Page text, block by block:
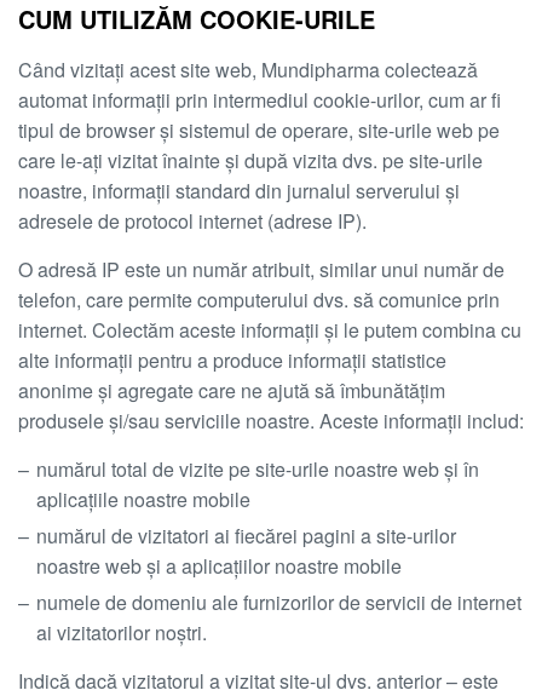
CUM UTILIZĂM COOKIE-URILE
Când vizitați acest site web, Mundipharma colectează
automat informații prin intermediul cookie-urilor, cum ar fi
tipul de browser și sistemul de operare, site-urile web pe
care le-ați vizitat înainte și după vizita dvs. pe site-urile
noastre, informații standard din jurnalul serverului și
adresele de protocol internet (adrese IP).
O adresă IP este un număr atribuit, similar unui număr de
telefon, care permite computerului dvs. să comunice prin
internet. Colectăm aceste informații și le putem combina cu
alte informații pentru a produce informații statistice
anonime și agregate care ne ajută să îmbunătățim
produsele și/sau serviciile noastre. Aceste informații includ:
numărul total de vizite pe site-urile noastre web și în
aplicațiile noastre mobile
numărul de vizitatori ai fiecărei pagini a site-urilor
noastre web și a aplicațiilor noastre mobile
numele de domeniu ale furnizorilor de servicii de internet
ai vizitatorilor noștri.
Indică dacă vizitatorul a vizitat site-ul dvs. anterior – este